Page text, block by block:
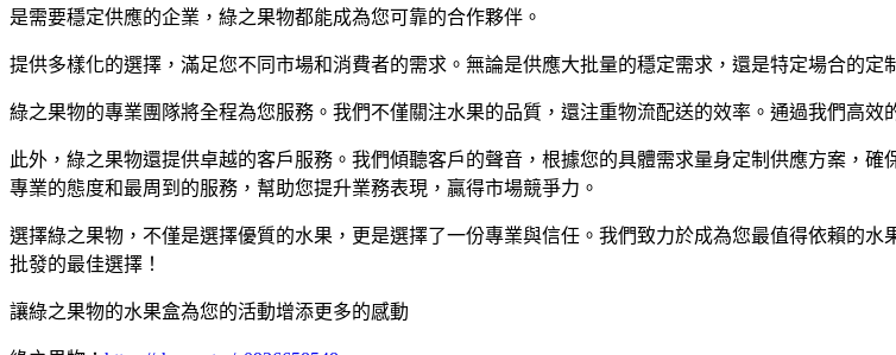
是需要穩定供應的企業，綠之果物都能成為您可靠的合作夥伴。
提供多樣化的選擇，滿足您不同市場和消費者的需求。無論是供應大批量的穩定需求，還是特定場合的定
綠之果物的專業團隊將全程為您服務。我們不僅關注水果的品質，還注重物流配送的效率。通過我們高
此外，綠之果物還提供卓越的客戶服務。我們傾聽客戶的聲音，根據您的具體需求量身定制供應方案，
專業的態度和最周到的服務，幫助您提升業務表現，贏得市場競爭力。
選擇綠之果物，不僅是選擇優質的水果，更是選擇了一份專業與信任。我們致力於成為您最值得依賴的
批發的最佳選擇！
讓綠之果物的水果盒為您的活動增添更多的感動